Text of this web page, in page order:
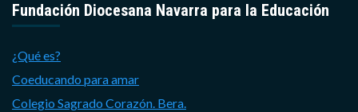
Fundación Diocesana Navarra para la Educación
¿Qué es?
Coeducando para amar
Colegio Sagrado Corazón. Bera.